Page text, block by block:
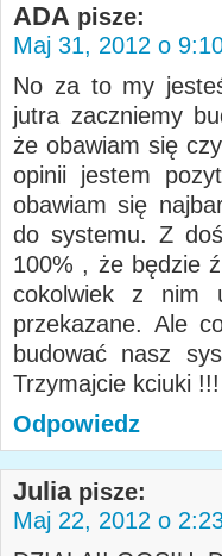
ADA pisze:
Maj 31, 2012 o
No za to my
jutra zaczniemy
że obawiam się
opinii jestem
obawiam się
do systemu. Z
100% , że będzie
cokolwiek z nim
przekazane. Ale
budować nasz
Trzymajcie kciuki !!!
Odpowiedz
Julia pisze:
Maj 22, 2012 o